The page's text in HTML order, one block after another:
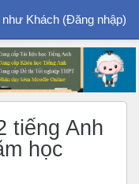
Khách (Đăng nhập)
tiếng Anh
học